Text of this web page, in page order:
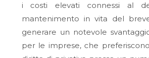
i costi elevati connessi al
mantenimento in vita del
generare un notevole
per le imprese, che